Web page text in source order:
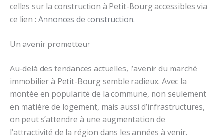
celles sur la construction à Petit-Bourg accessibles via
ce lien : Annonces de construction.
Un avenir prometteur
Au-delà des tendances actuelles, l’avenir du marché
immobilier à Petit-Bourg semble radieux. Avec la
montée en popularité de la commune, non seulement
en matière de logement, mais aussi d’infrastructures,
on peut s’attendre à une augmentation de
l’attractivité de la région dans les années à venir.